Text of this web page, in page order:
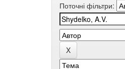
Поточні фільтри: